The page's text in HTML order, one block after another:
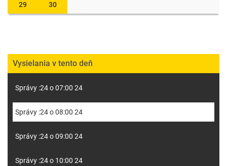
29 30
Vysielania v tento deň
Správy :24 o 07:00 24
Správy :24 o 08:00 24
Správy :24 o 09:00 24
Správy :24 o 10:00 24